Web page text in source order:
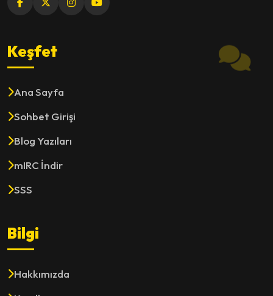
Keşfet
Ana Sayfa
Sohbet Girişi
Blog Yazıları
mIRC İndir
SSS
Bilgi
Hakkımızda